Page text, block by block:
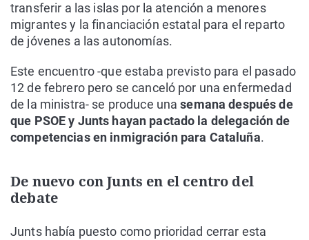
transferir a las islas por la atención a menores
migrantes y la financiación estatal para el reparto
de jóvenes a las autonomías.
Este encuentro -que estaba previsto para el pasado
12 de febrero pero se canceló por una enfermedad
de la ministra- se produce unasemana después de
que PSOE y Junts hayan pactado la delegación de
competencias en inmigración para Cataluña.
De nuevo con Junts en el centro del
debate
Junts había puesto como prioridad cerrar esta